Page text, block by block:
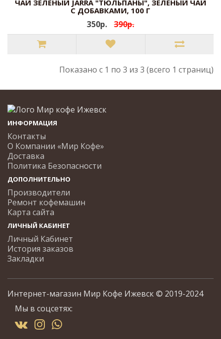
ЧАЙ ЗЕЛЕНЫЙ JARRA "ТЮЛЬПАНЫ", ЗЕЛЕНЫЙ ЧАЙ
С ДОБАВКАМИ, 100 Г
350р. 390р.
Показано с 1 по 3 из 3 (всего 1 страниц)
ИНФОРМАЦИЯ
Контакты
О Компании «Мир Кофе»
Доставка
Политика Безопасности
ДОПОЛНИТЕЛЬНО
Производители
Ремонт кофемашин
Карта сайта
ЛИЧНЫЙ КАБИНЕТ
Личный Кабинет
История заказов
Закладки
Интернет-магазин Мир Кофе Ижевск © 2019-2024
Мы в соцсетях: